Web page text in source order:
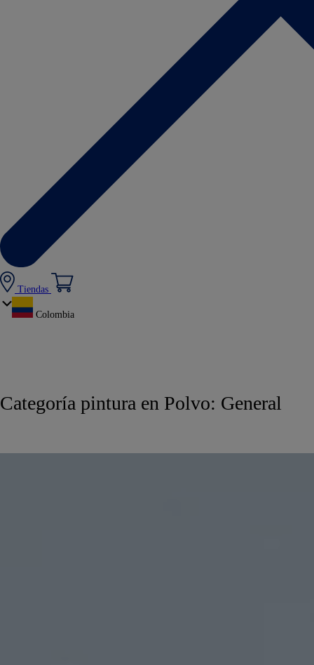
Tiendas
Colombia
Categoría pintura en Polvo: General